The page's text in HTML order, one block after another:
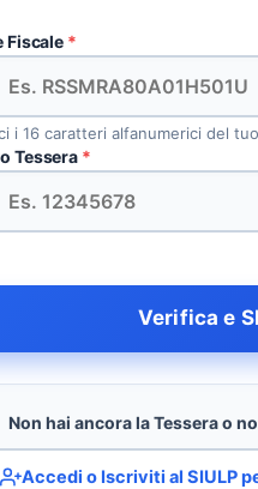
Fiscale *
i 16 caratteri alfanumerici del
Tessera *
Verifica e
Non hai ancora la Tessera o
Accedi o Iscriviti al SIULP